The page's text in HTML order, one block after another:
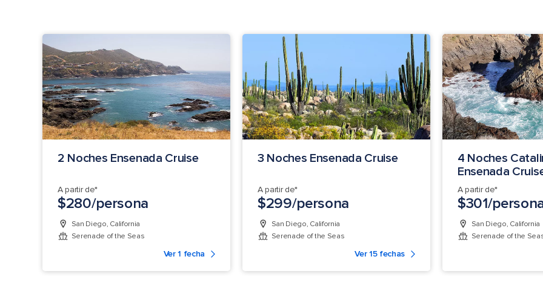
2 Noches Ensenada Cruise
A partir de*
$280/persona
San Diego, California
Serenade of the Seas
Ver 1 fecha
3 Noches Ensenada Cruise
A partir de*
$299/persona
San Diego, California
Serenade of the Seas
Ver 15 fechas
4 Noches
Ensenada
A partir de*
$301/
San Diego, California
Serenade of the